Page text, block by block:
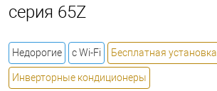
серия 65Z
Недорогие с Wi-Fi Бесплатная установка
Инверторные кондиционеры